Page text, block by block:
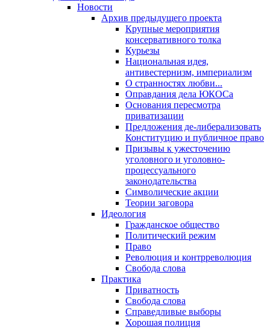
Новости
Архив предыдущего проекта
Крупные мероприятия
консервативного толка
Курьезы
Национальная идея,
антивестернизм, империализм
О странностях любви...
Оправдания дела ЮКОСа
Основания пересмотра
приватизации
Предложения де-либерализовать
Конституцию и публичное право
Призывы к ужесточению
уголовного и уголовно-
процессуального
законодательства
Символические акции
Теории заговора
Идеология
Гражданское общество
Политический режим
Право
Революция и контрреволюция
Свобода слова
Практика
Приватность
Свобода слова
Справедливые выборы
Хорошая полиция